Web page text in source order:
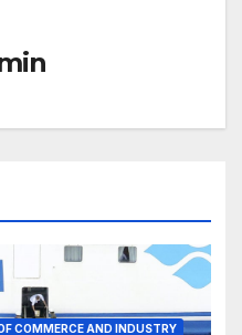
COMMERCE AND INDUSTRY